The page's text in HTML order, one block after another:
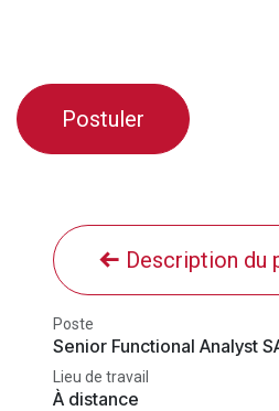
Postuler
Description du
Poste
Senior Functional Analyst
Lieu de travail
À distance